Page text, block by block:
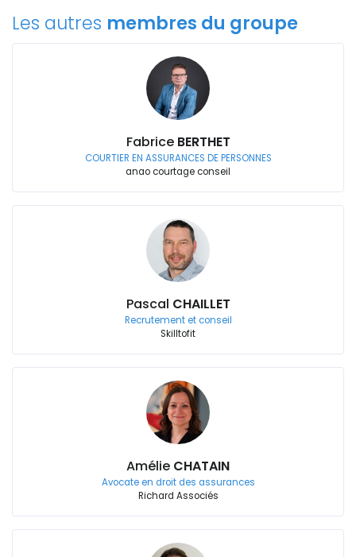
Les autres membres du groupe
Fabrice BERTHET
COURTIER EN ASSURANCES DE PERSONNES
anao courtage conseil
Pascal CHAILLET
Recrutement et conseil
Skilltofit
Amélie CHATAIN
Avocate en droit des assurances
Richard Associés